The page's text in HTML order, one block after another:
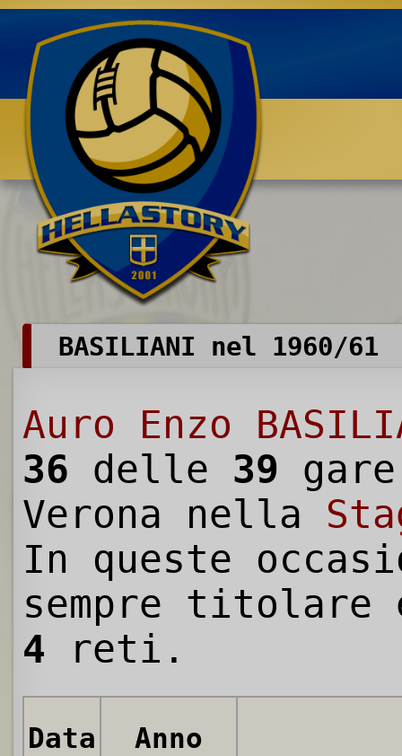
Benvenuti su HELLASTORY.net
BASILIANI nel 1960/61
Auro Enzo
36 delle 39
Verona nella
In queste
sempre titolare
4 reti.
Data
Anno